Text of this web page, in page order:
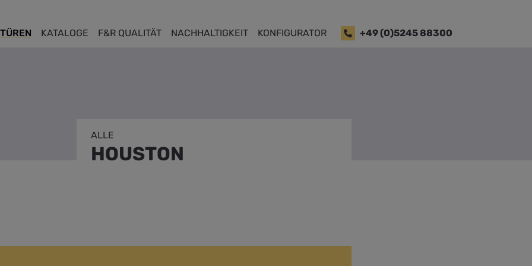
KATALOGE F&R QUALITÄT NACHHALTIGKEIT KONFIGURATOR +49 (0)5245 88300
ALLE
HOUSTON